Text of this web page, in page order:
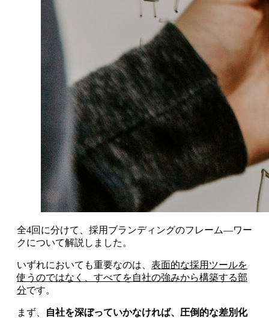
全4回に分けて、採用ブランディングのフレーム―ワー
クについて解説しました。
いずれにおいても重要なのは、 表面的な採用ツールを
使うのではなく、すべてを自社の強みから構築する部
分です。
まず、
自社を深ぼっていかなければ、圧倒的な差別化